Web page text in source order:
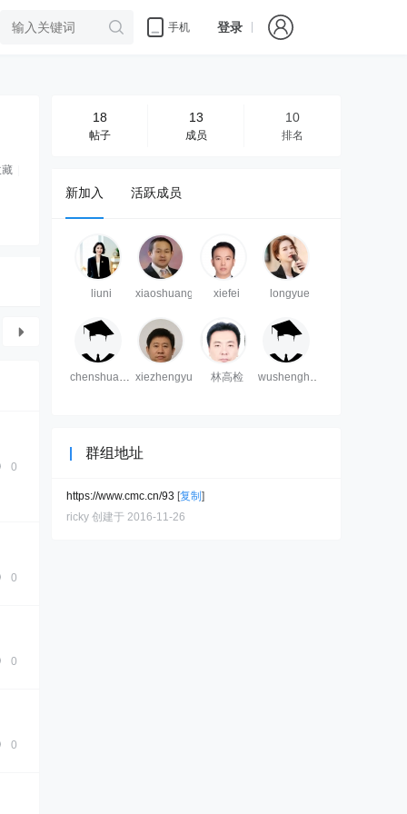
手机 登录
0
0
0
0
18
帖子
13
成员
10
排名
新加入 活跃成员
liuni xiaoshuang xiefei longyue
chenshuangyang xiezhengyu 林高检 wushenghua
群组地址
https://www.cmc.cn/93 [复制 ]
ricky 创建于 2016-11-26